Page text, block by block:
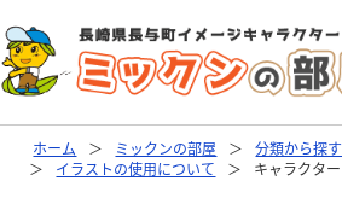
ホーム ミックンの部屋
分類から探
イラストの使用について
キャラクタ